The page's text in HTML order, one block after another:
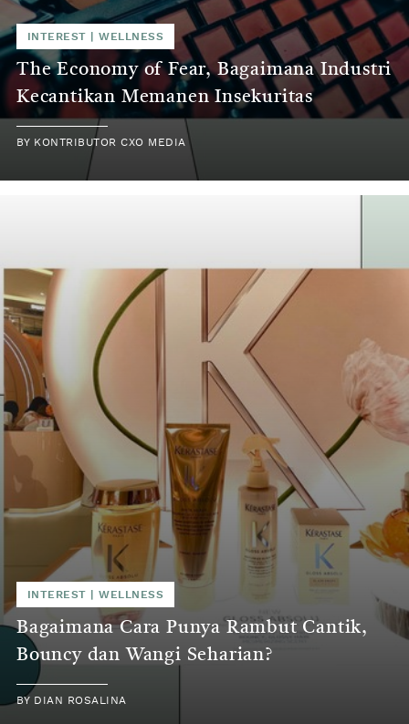
INTEREST |WELLNESS
The Economy of Fear, Bagaimana Industri
Kecantikan Memanen Insekuritas
BY KONTRIBUTOR CXO MEDIA
INTEREST |WELLNESS
Bagaimana Cara Punya Rambut Cantik,
Bouncy dan Wangi Seharian?
BY DIAN ROSALINA